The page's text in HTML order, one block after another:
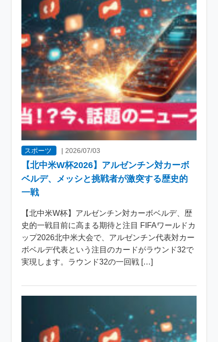
スポーツ | 2026/07/03
【北中米W杯2026】アルゼンチン対カーボ
ベルデ、メッシと挑戦者が激突する歴史的
一戦
【北中米W杯】アルゼンチン対カーボベルデ、歴
史的一戦目前に高まる期待と注目 FIFAワールドカ
ップ2026北中米大会で、アルゼンチン代表対カー
ボベルデ代表という注目のカードがラウンド32で
実現します。ラウンド32の一回戦 […]